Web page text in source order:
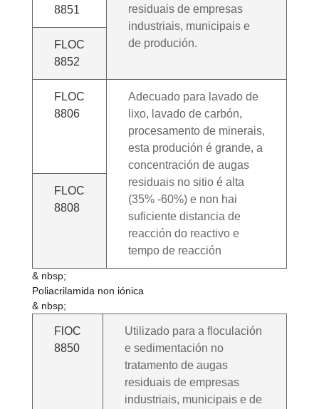
residuais de empresas
industriais, municipais e
de produción.
8851
FLOC
8852
FLOC
8806
Adecuado para lavado de
lixo, lavado de carbón,
procesamento de minerais,
esta produción é grande, a
concentración de augas
residuais no sitio é alta
(35% -60%) e non hai
suficiente distancia de
reacción do reactivo e
tempo de reacción
FLOC
8808
& nbsp;
Poliacrilamida non iónica
& nbsp;
FlOC
8850
Utilizado para a floculación
e sedimentación no
tratamento de augas
residuais de empresas
industriais, municipais e de